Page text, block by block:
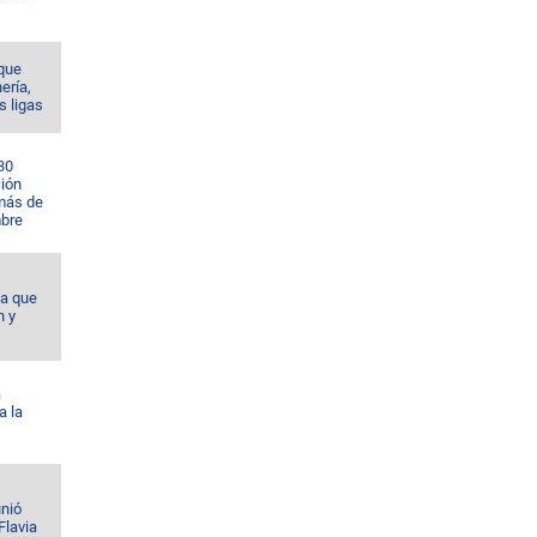
ligas
de
que
y
la